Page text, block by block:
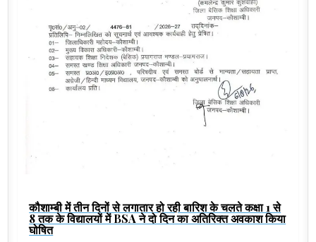
कौशाम्बी में तीन दिनों से लगातार हो रही बारिश के चलते कक्षा 1 से
8 तक के विद्यालयों में BSA ने दो दिन का अतिरिक्त अवकाश किया
घोषित